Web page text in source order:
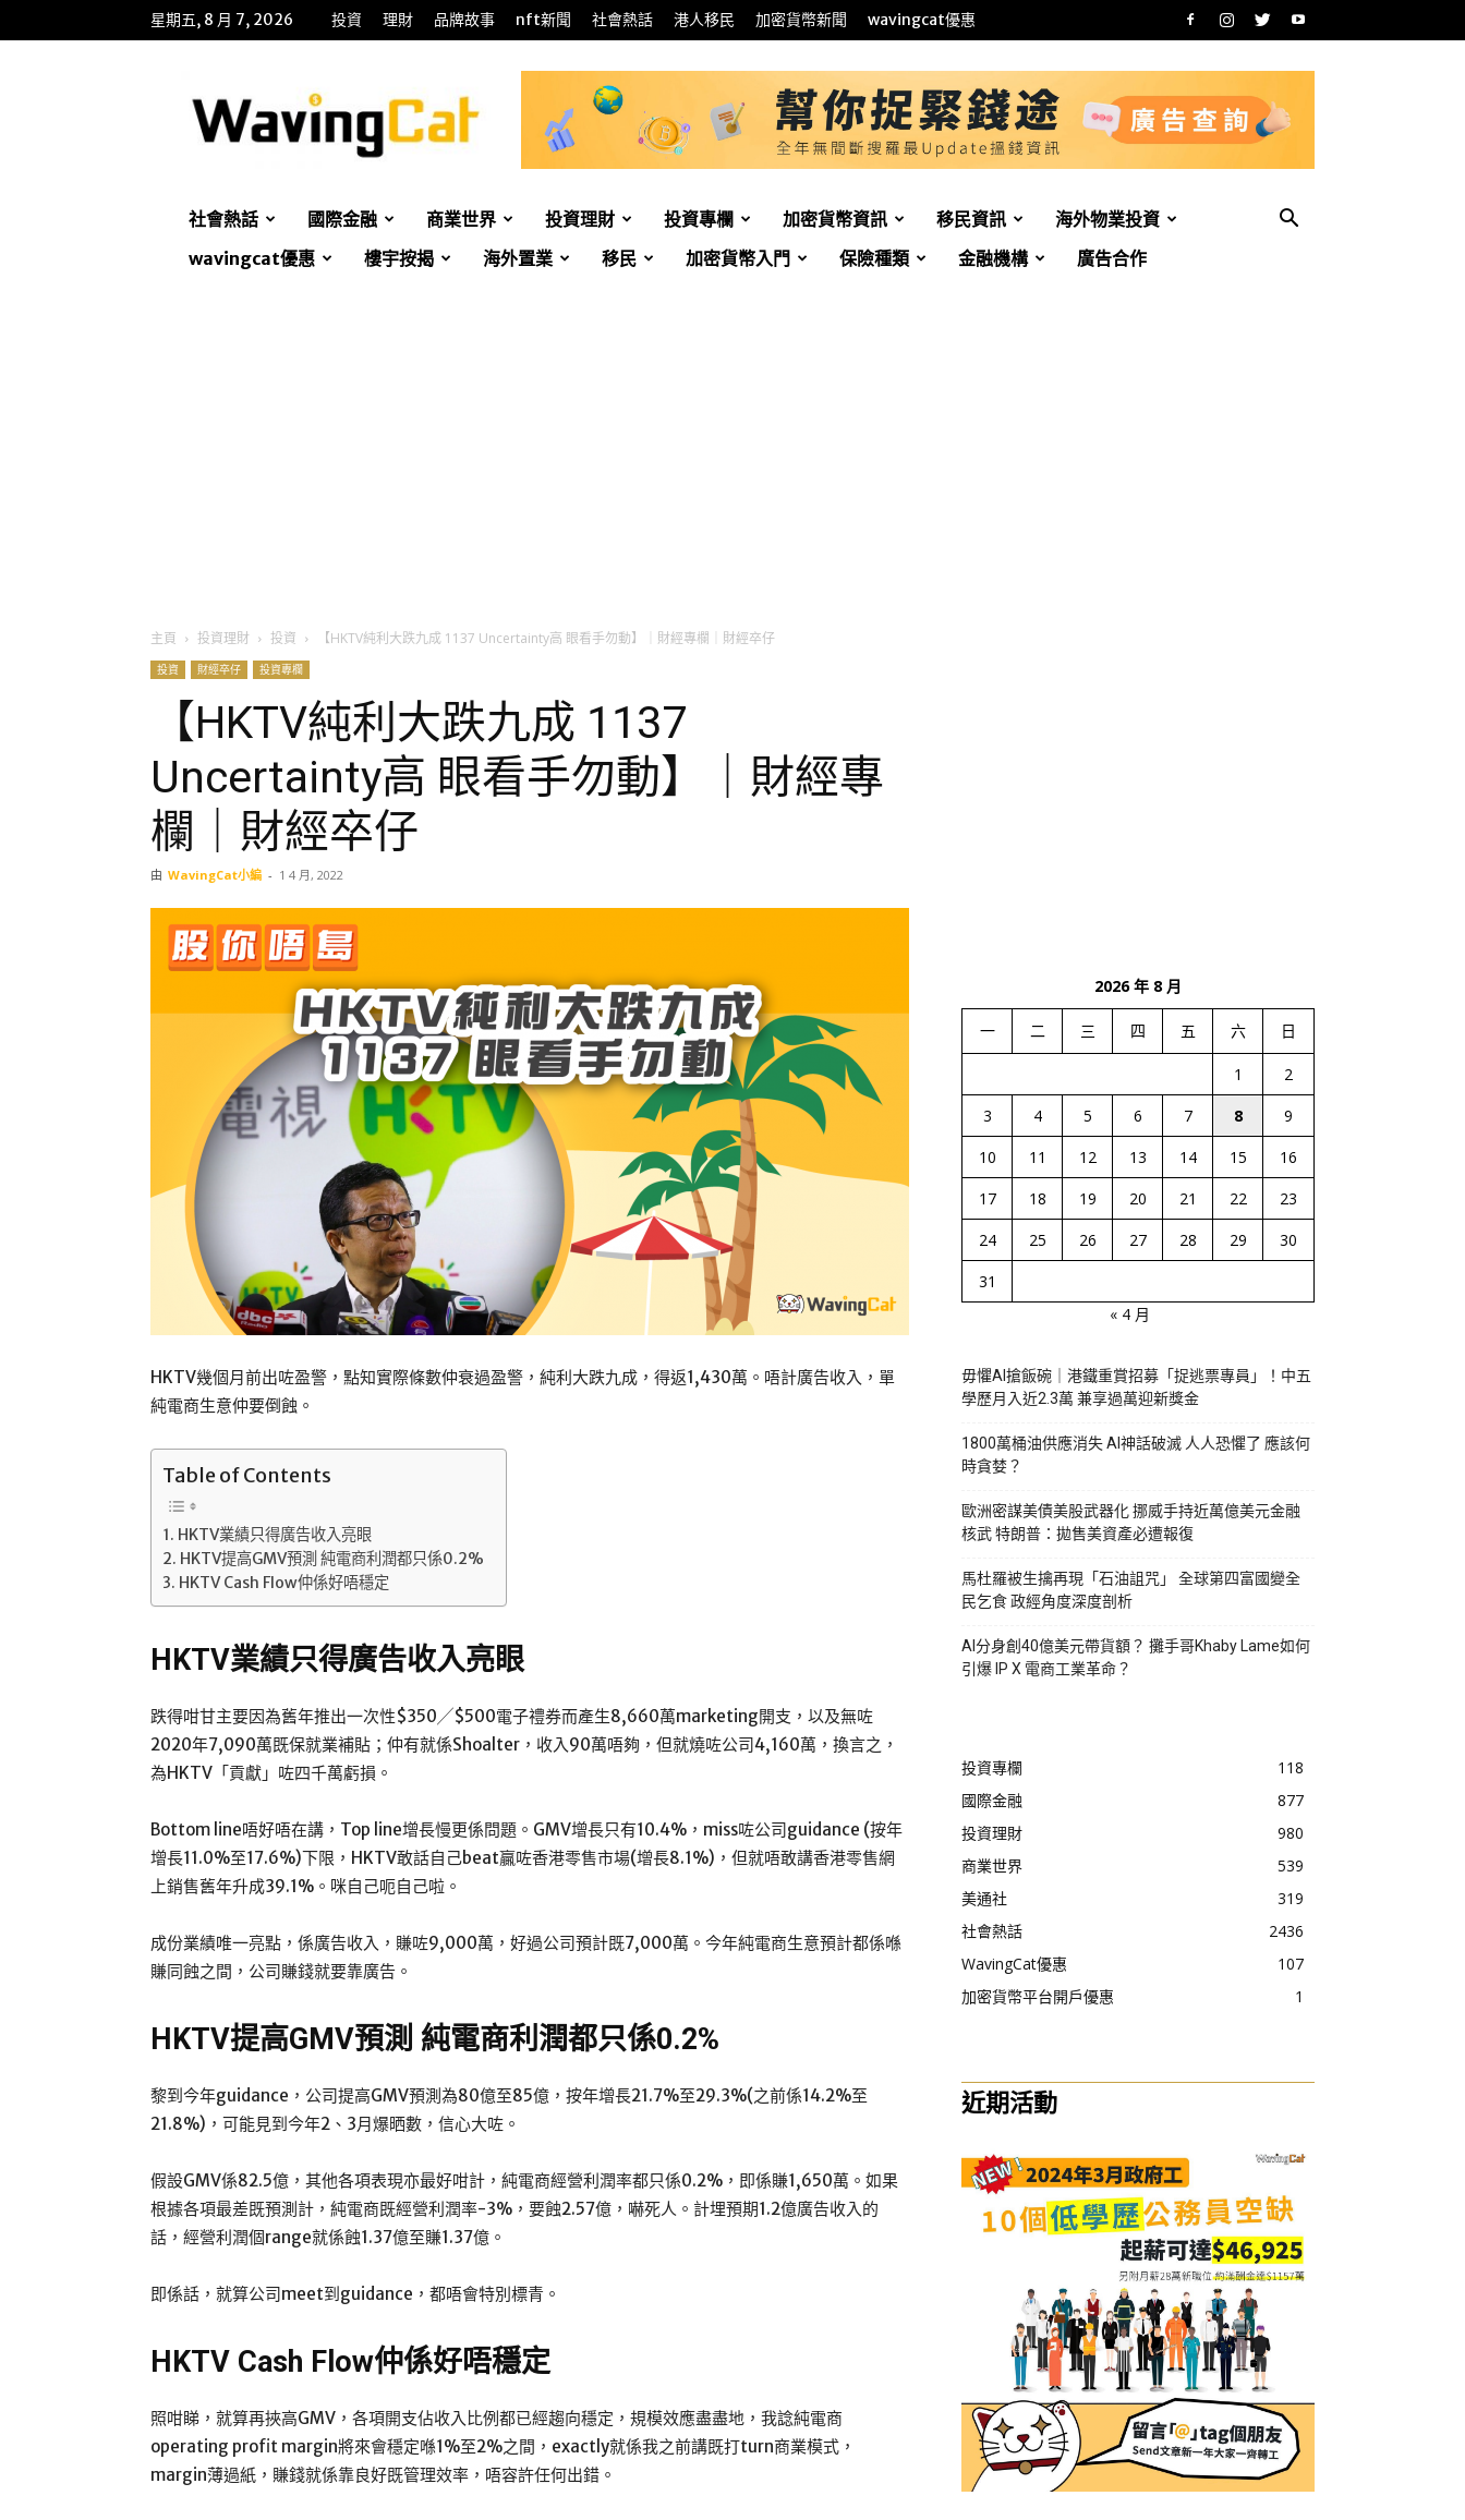
星期五, 8 月 7, 2026 投資 理財 品牌故事 nft新聞 社會熱話 港人移民 加密貨幣新聞 wavingcat優惠
招
財
貓
社會熱話 國際金融 商業世界 投資理財 投資專欄 加密貨幣資訊 移民資訊
海外物業投資
wavingcat優惠
樓宇按揭 海外置業 移民 加密貨幣入門 保險種類 金融機構 廣告合作
主頁 投資理財 投資 【HKTV純利大跌九成 1137 Uncertainty高 眼看手勿動】｜財經專欄｜財經卒仔
投資 財經卒仔 投資專欄
【HKTV純利大跌九成 1137
Uncertainty高 眼看手勿動】｜財經專
欄｜財經卒仔
由 WavingCat小編 - 1 4 月, 2022
HKTV幾個月前出咗盈警，點知實際條數仲衰過盈警，純利大跌九成，得返1,430萬。唔計廣告收入，單
純電商生意仲要倒蝕。
Table of Contents
HKTV業績只得廣告收入亮眼
HKTV提高GMV預測 純電商利潤都只係0.2%
HKTV Cash Flow仲係好唔穩定
HKTV業績只得廣告收入亮眼
跌得咁甘主要因為舊年推出一次性$350╱$500電子禮券而產生8,660萬marketing開支，以及無咗
2020年7,090萬既保就業補貼；仲有就係Shoalter，收入90萬唔夠，但就燒咗公司4,160萬，換言之，
為HKTV「貢獻」咗四千萬虧損。
Bottom line唔好唔在講，Top line增長慢更係問題。GMV增長只有10.4%，miss咗公司guidance (按年
增長11.0%至17.6%)下限，HKTV敢話自己beat贏咗香港零售市場(增長8.1%)，但就唔敢講香港零售網
上銷售舊年升成39.1%。咪自己呃自己啦。
成份業績唯一亮點，係廣告收入，賺咗9,000萬，好過公司預計既7,000萬。今年純電商生意預計都係喺
賺同蝕之間，公司賺錢就要靠廣告。
HKTV提高GMV預測 純電商利潤都只係0.2%
黎到今年guidance，公司提高GMV預測為80億至85億，按年增長21.7%至29.3%(之前係14.2%至
21.8%)，可能見到今年2、3月爆晒數，信心大咗。
假設GMV係82.5億，其他各項表現亦最好咁計，純電商經營利潤率都只係0.2%，即係賺1,650萬。如果
根據各項最差既預測計，純電商既經營利潤率-3%，要蝕2.57億，嚇死人。計埋預期1.2億廣告收入的
話，經營利潤個range就係蝕1.37億至賺1.37億。
即係話，就算公司meet到guidance，都唔會特別標青。
HKTV Cash Flow仲係好唔穩定
照咁睇，就算再挾高GMV，各項開支佔收入比例都已經趨向穩定，規模效應盡盡地，我諗純電商
operating profit margin將來會穩定喺1%至2%之間，exactly就係我之前講既打turn商業模式，
margin薄過紙，賺錢就係靠良好既管理效率，唔容許任何出錯。
2026 年 8 月
一 二 三 四 五 六 日
1
2
3
4 5 6 7 8
9
10
11 12 13 14 15
16
17
18 19 20 21 22
23
24
25 26 27 28 29
30
31
« 4 月
毋懼AI搶飯碗｜港鐵重賞招募「捉逃票專員」！中五
學歷月入近2.3萬 兼享過萬迎新獎金
1800萬桶油供應消失 AI神話破滅 人人恐懼了 應該何
時貪婪？
歐洲密謀美債美股武器化 挪威手持近萬億美元金融
核武 特朗普：拋售美資產必遭報復
馬杜羅被生擒再現「石油詛咒」 全球第四富國變全
民乞食 政經角度深度剖析
AI分身創40億美元帶貨額？ 攤手哥Khaby Lame如何
引爆 IP X 電商工業革命？
投資專欄
118
國際金融
877
投資理財
980
商業世界
539
美通社
319
社會熱話
2436
WavingCat優惠
107
加密貨幣平台開戶優惠
1
近期活動